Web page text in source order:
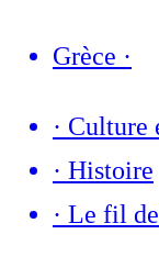
Grèce ·
· Culture
· Histoire
· Le fil